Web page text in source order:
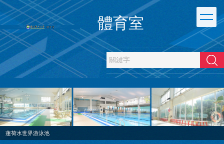
跳
到
要
內
容
區
體育室
搜尋
蓮荷水世界游泳池